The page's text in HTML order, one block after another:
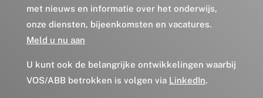
met nieuws en informatie over het onderwijs,
onze diensten, bijeenkomsten en vacatures.
Meld u nu aan
U kunt ook de belangrijke ontwikkelingen waarbij
VOS/ABB betrokken is volgen via LinkedIn.